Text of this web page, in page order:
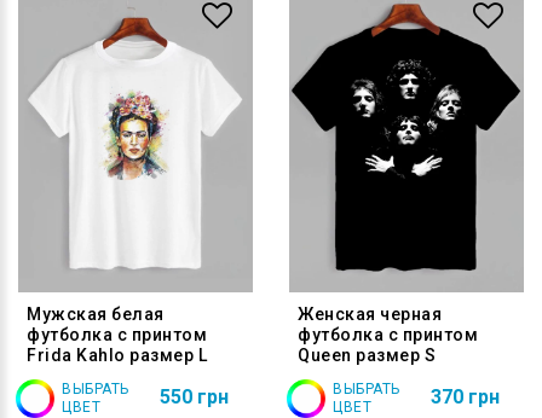
Мужская белая
футболка с принтом
Frida Kahlo размер L
ВЫБРАТЬ
ЦВЕТ
550 грн
Женская черная
футболка с принтом
Queen размер S
ВЫБРАТЬ
ЦВЕТ
370 грн